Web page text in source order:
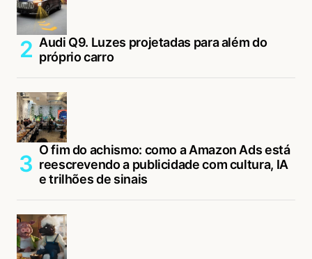
Audi Q9. Luzes projetadas para além do
próprio carro
O fim do achismo: como a Amazon Ads está
reescrevendo a publicidade com cultura, IA
e trilhões de sinais